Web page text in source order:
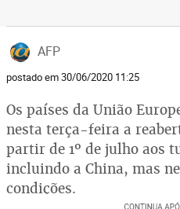
AFP
postado em 30/06/2020 11:25
Os países da União
nesta terça-feira a
partir de 1º de julho aos
incluindo a China, mas
condições.